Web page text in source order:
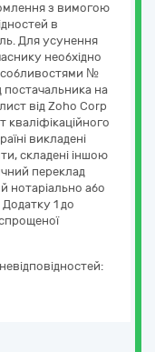
з вимогою
в
Для усунення
необхідно
№
постачальника на
від Zoho Corp
кваліфікаційного
викладені
складені іншою
переклад
нотаріально або
1 до